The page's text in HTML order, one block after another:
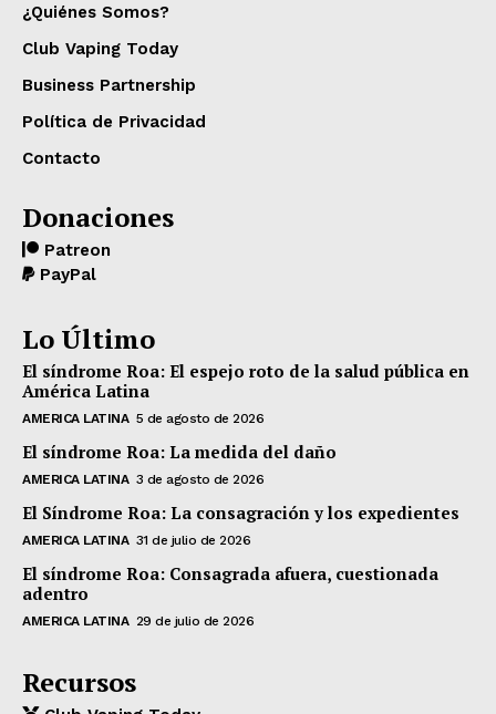
¿Quiénes Somos?
Club Vaping Today
Business Partnership
Política de Privacidad
Contacto
Donaciones
Patreon
PayPal
Lo Último
El síndrome Roa: El espejo roto de la salud pública en
América Latina
AMERICA LATINA 5 de agosto de 2026
El síndrome Roa: La medida del daño
AMERICA LATINA 3 de agosto de 2026
El Síndrome Roa: La consagración y los expedientes
AMERICA LATINA 31 de julio de 2026
El síndrome Roa: Consagrada afuera, cuestionada
adentro
AMERICA LATINA 29 de julio de 2026
Recursos